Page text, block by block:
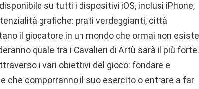
su tutti i dispositivi iOS, inclusi iPhone,
grafiche: prati verdeggianti, città
il giocatore in un mondo che ormai non esiste
quale tra i Cavalieri di Artù sarà il più forte.
i vari obiettivi del gioco: fondare e
che comporranno il suo esercito o entrare a far